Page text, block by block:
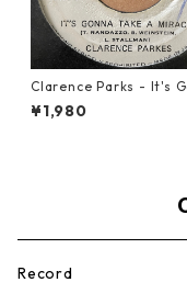
Clarence Parks - It's
Take A Miracle【7-
¥1,980
Record